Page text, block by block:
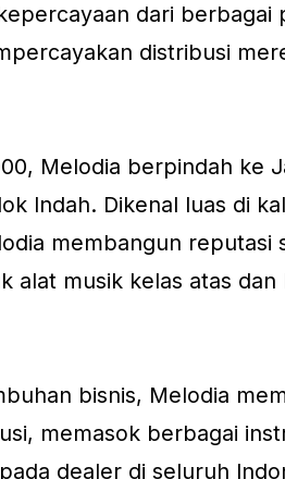
dari berbagai
distribusi
Melodia berpindah ke
Indah. Dikenal luas di
membangun
alat musik kelas atas
bisnis, Melodia
memasok berbagai
dealer di seluruh